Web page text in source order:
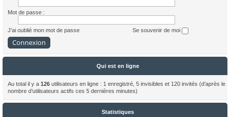
Mot de passe :
J’ai oublié mon mot de passe Se souvenir de moi
Qui est en ligne
Au total il y a 126 utilisateurs en ligne : 1 enregistré, 5 invisibles et 120 invités (d’après le
nombre d’utilisateurs actifs ces 5 dernières minutes)
Statistiques